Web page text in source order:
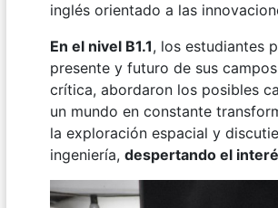
inglés orientado a las
En el nivel B1.1, los estudiantes
presente y futuro de sus
crítica, abordaron los posibles
un mundo en constante
la exploración espacial y
ingeniería, despertando el